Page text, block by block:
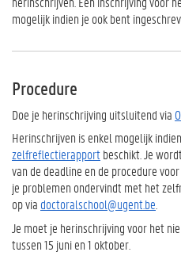
mogelijk indien je ook bent
Procedure
Doe je herinschrijving uitsluitend via
Herinschrijven is enkel mogelijk
zelfreflectierapportbeschikt. Je
van de deadline en de procedure
je problemen ondervindt met het
op via doctoralschool@ugent.be
Je moet je herinschrijving voor het
tussen 15 juni en 1 oktober.